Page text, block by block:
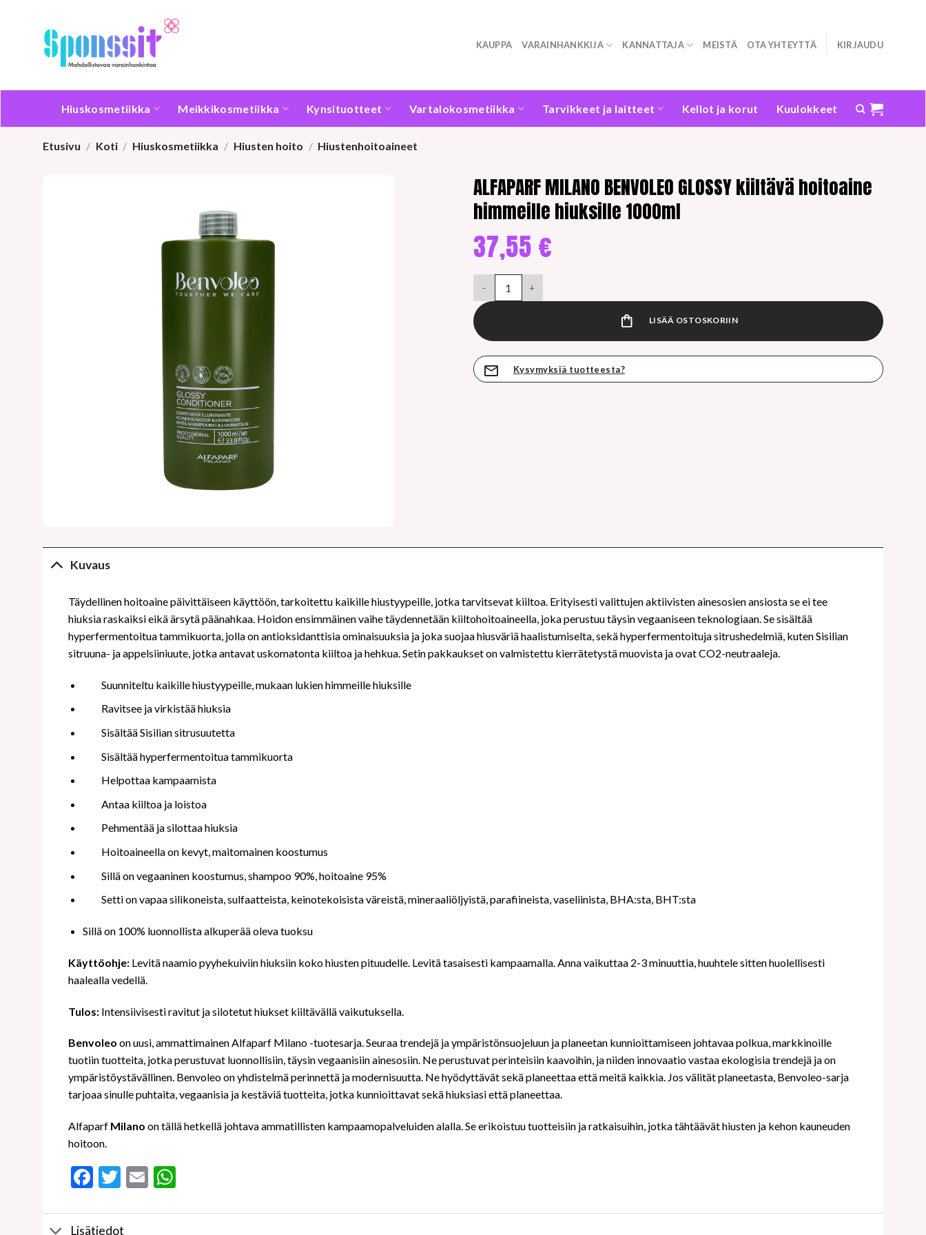
KAUPPA VARAINHANKKIJA KANNATTAJA MEISTÄ OTA YHTEYTTÄ KIRJAUDU
Hiuskosmetiikka Meikkikosmetiikka Kynsituotteet Vartalokosmetiikka Tarvikkeet ja laitteet Kellot ja korut Kuulokkeet
Etusivu / Koti / Hiuskosmetiikka / Hiusten hoito / Hiustenhoitoaineet
ALFAPARF MILANO BENVOLEO GLOSSY kiiltävä hoitoaine
himmeille hiuksille 1000ml
37,55 €
LISÄÄ OSTOSKORIIN
Kysymyksiä tuotteesta?
Kuvaus
Täydellinen hoitoaine päivittäiseen käyttöön, tarkoitettu kaikille hiustyypeille, jotka tarvitsevat kiiltoa. Erityisesti valittujen aktiivisten ainesosien ansiosta se ei tee
hiuksia raskaiksi eikä ärsytä päänahkaa. Hoidon ensimmäinen vaihe täydennetään kiiltohoitoaineella, joka perustuu täysin vegaaniseen teknologiaan. Se sisältää
hyperfermentoitua tammikuorta, jolla on antioksidanttisia ominaisuuksia ja joka suojaa hiusväriä haalistumiselta, sekä hyperfermentoituja sitrushedelmiä, kuten Sisilian
sitruuna- ja appelsiiniuute, jotka antavat uskomatonta kiiltoa ja hehkua. Setin pakkaukset on valmistettu kierrätetystä muovista ja ovat CO2-neutraaleja.
Suunniteltu kaikille hiustyypeille, mukaan lukien himmeille hiuksille
Ravitsee ja virkistää hiuksia
Sisältää Sisilian sitrusuutetta
Sisältää hyperfermentoitua tammikuorta
Helpottaa kampaamista
Antaa kiiltoa ja loistoa
Pehmentää ja silottaa hiuksia
Hoitoaineella on kevyt, maitomainen koostumus
Sillä on vegaaninen koostumus, shampoo 90%, hoitoaine 95%
Setti on vapaa silikoneista, sulfaatteista, keinotekoisista väreistä, mineraaliöljyistä, parafiineista, vaseliinista, BHA:sta, BHT:sta
Sillä on 100% luonnollista alkuperää oleva tuoksu
Käyttöohje: Levitä naamio pyyhekuiviin hiuksiin koko hiusten pituudelle. Levitä tasaisesti kampaamalla. Anna vaikuttaa 2-3 minuuttia, huuhtele sitten huolellisesti
haalealla vedellä.
Tulos: Intensiivisesti ravitut ja silotetut hiukset kiiltävällä vaikutuksella.
Benvoleo on uusi, ammattimainen Alfaparf Milano -tuotesarja. Seuraa trendejä ja ympäristönsuojeluun ja planeetan kunnioittamiseen johtavaa polkua, markkinoille
tuotiin tuotteita, jotka perustuvat luonnollisiin, täysin vegaanisiin ainesosiin. Ne perustuvat perinteisiin kaavoihin, ja niiden innovaatio vastaa ekologisia trendejä ja on
ympäristöystävällinen. Benvoleo on yhdistelmä perinnettä ja modernisuutta. Ne hyödyttävät sekä planeettaa että meitä kaikkia. Jos välität planeetasta, Benvoleo-sarja
tarjoaa sinulle puhtaita, vegaanisia ja kestäviä tuotteita, jotka kunnioittavat sekä hiuksiasi että planeettaa.
Alfaparf Milano on tällä hetkellä johtava ammatillisten kampaamopalveluiden alalla. Se erikoistuu tuotteisiin ja ratkaisuihin, jotka tähtäävät hiusten ja kehon kauneuden
hoitoon.
Facebook
Twitter
EmailWhatsApp
Lisätiedot